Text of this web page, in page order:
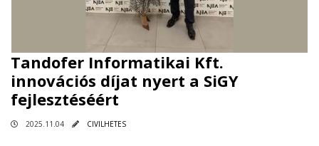
Tandofer Informatikai Kft.
innovációs díjat nyert a SiGY
fejlesztéséért
2025.11.04 CIVILHETES